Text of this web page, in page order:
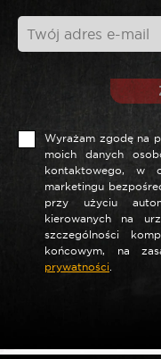
Nazwa*
Wyrażam zgodę na
moich danych
kontaktowego, w
marketingu
przy użyciu
kierowanych na
szczególności
końcowym, na
prywatności.